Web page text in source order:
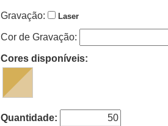
Gravação: Laser
Cor de Gravação:
Cores disponíveis:
Quantidade: